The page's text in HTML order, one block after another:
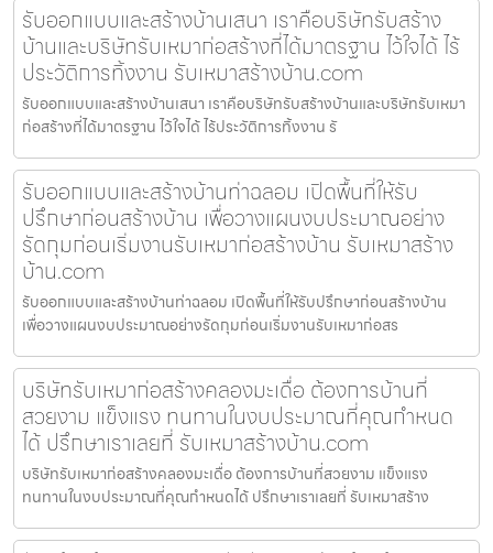
รับออกแบบและสร้างบ้านเสนา เราคือบริษัทรับสร้าง
บ้านและบริษัทรับเหมาก่อสร้างที่ได้มาตรฐาน ไว้ใจได้ ไร้
ประวัติการทิ้งงาน รับเหมาสร้างบ้าน.com
รับออกแบบและสร้างบ้านเสนา เราคือบริษัทรับสร้างบ้านและบริษัทรับเหมา
ก่อสร้างที่ได้มาตรฐาน ไว้ใจได้ ไร้ประวัติการทิ้งงาน รั
รับออกแบบและสร้างบ้านท่าฉลอม เปิดพื้นที่ให้รับ
ปรึกษาก่อนสร้างบ้าน เพื่อวางแผนงบประมาณอย่าง
รัดกุมก่อนเริ่มงานรับเหมาก่อสร้างบ้าน รับเหมาสร้าง
บ้าน.com
รับออกแบบและสร้างบ้านท่าฉลอม เปิดพื้นที่ให้รับปรึกษาก่อนสร้างบ้าน
เพื่อวางแผนงบประมาณอย่างรัดกุมก่อนเริ่มงานรับเหมาก่อสร
บริษัทรับเหมาก่อสร้างคลองมะเดื่อ ต้องการบ้านที่
สวยงาม แข็งแรง ทนทานในงบประมาณที่คุณกำหนด
ได้ ปรึกษาเราเลยที่ รับเหมาสร้างบ้าน.com
บริษัทรับเหมาก่อสร้างคลองมะเดื่อ ต้องการบ้านที่สวยงาม แข็งแรง
ทนทานในงบประมาณที่คุณกำหนดได้ ปรึกษาเราเลยที่ รับเหมาสร้าง